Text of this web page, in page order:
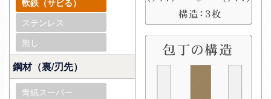
軟鉄（サビる）
ステンレス
無し
鋼材（裏/刃先）
青紙スーパー